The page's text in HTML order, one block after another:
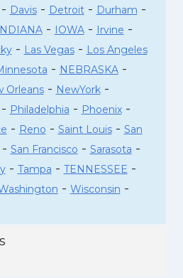
Davis- Detroit- Durham -
- IOWA- Irvine -
- Las Vegas- Los Angeles
- NEBRASKA-
Orleans- NewYork-
- Philadelphia - Phoenix-
- Reno - Saint Louis- San
- San Francisco - Sarasota -
- Tampa - TENNESSEE -
- Wisconsin -